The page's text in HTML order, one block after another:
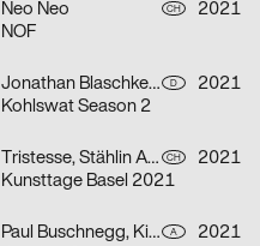
Neo Neo CH
2021
NOF
Jonathan Blaschke, Bruno Jacoby D
2021
Kohlswat Season 2
Tristesse, Stählin Alena CH
2021
Kunsttage Basel 2021
Paul Buschnegg, Kilian Hanappi, Marcus Wagner A
2021